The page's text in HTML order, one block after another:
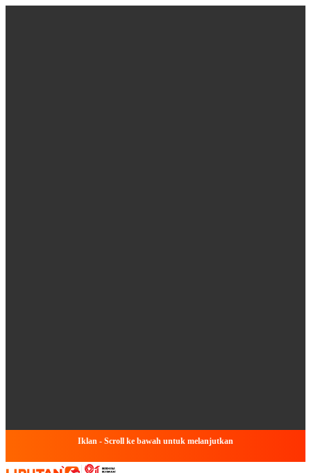
Iklan - Scroll ke bawah untuk melanjutkan